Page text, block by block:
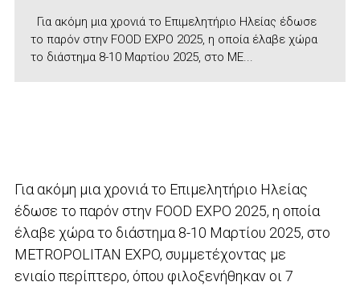
Για ακόμη μια χρονιά το Επιμελητήριο Ηλείας έδωσε
το παρόν στην FOOD EXPO 2025, η οποία έλαβε χώρα
το διάστημα 8-10 Μαρτίου 2025, στο ME...
Για ακόμη μια χρονιά το Επιμελητήριο Ηλείας
έδωσε το παρόν στην FOOD EXPO 2025, η οποία
έλαβε χώρα το διάστημα 8-10 Μαρτίου 2025, στο
METROPOLITAN EXPO, συμμετέχοντας με
ενιαίο περίπτερο, όπου φιλοξενήθηκαν οι 7